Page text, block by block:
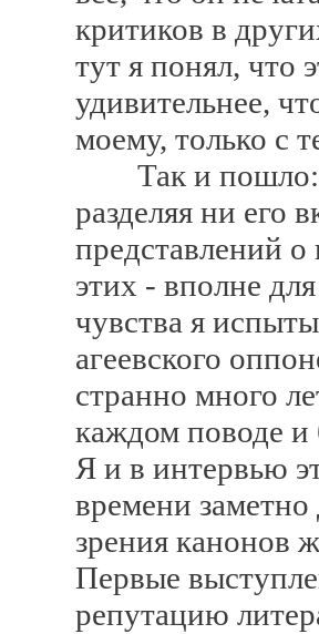
критиков в
тут я понял, что
удивительнее,
моему, только с
Так и пошло: я
разделяя ни его
представлений
этих - вполне
чувства я
агеевского
странно много
каждом поводе и
Я и в интервью
времени
зрения канонов
Первые
репутацию